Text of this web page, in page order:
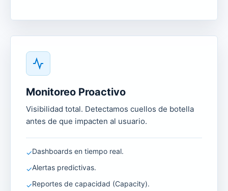
Monitoreo Proactivo
Visibilidad total. Detectamos cuellos de botella
antes de que impacten al usuario.
✓Dashboards en tiempo real.
✓Alertas predictivas.
✓Reportes de capacidad (Capacity).